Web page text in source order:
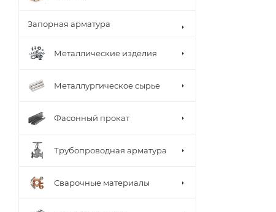
Запорная арматура
Металлические изделия
Металлургическое сырье
Фасонный прокат
Трубопроводная арматура
Сварочные материалы